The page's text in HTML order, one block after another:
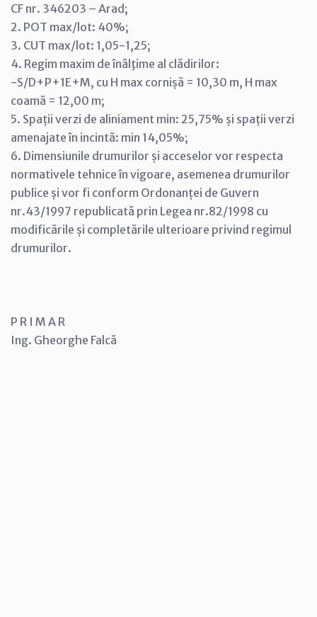
CF nr. 346203 – Arad;
2. POT max/lot: 40%;
3. CUT max/lot: 1,05-1,25;
4. Regim maxim de înălţime al clădirilor:
-S/D+P+1E+M, cu H max cornișă = 10,30 m, H max
coamă = 12,00 m;
5. Spații verzi de aliniament min: 25,75% și spații verzi
amenajate în incintă: min 14,05%;
6. Dimensiunile drumurilor și acceselor vor respecta
normativele tehnice în vigoare, asemenea drumurilor
publice și vor fi conform Ordonanței de Guvern
nr.43/1997 republicată prin Legea nr.82/1998 cu
modificările și completările ulterioare privind regimul
drumurilor.
P R I M A R
Ing. Gheorghe Falcă